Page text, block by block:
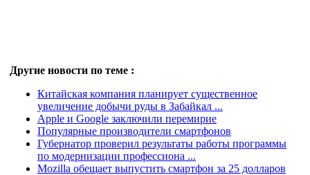
Другие новости по теме :
Китайская компания планирует существенное
увеличение добычи руды в Забайкал ...
Apple и Google заключили перемирие
Популярные производители смартфонов
Губернатор проверил результаты работы программы
по модернизации профессиона ...
Mozilla обещает выпустить смартфон за 25 долларов